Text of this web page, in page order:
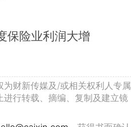
保险业利润大增
财新传媒及/或相关权利人专属
行转载、摘编、复制及建立镜